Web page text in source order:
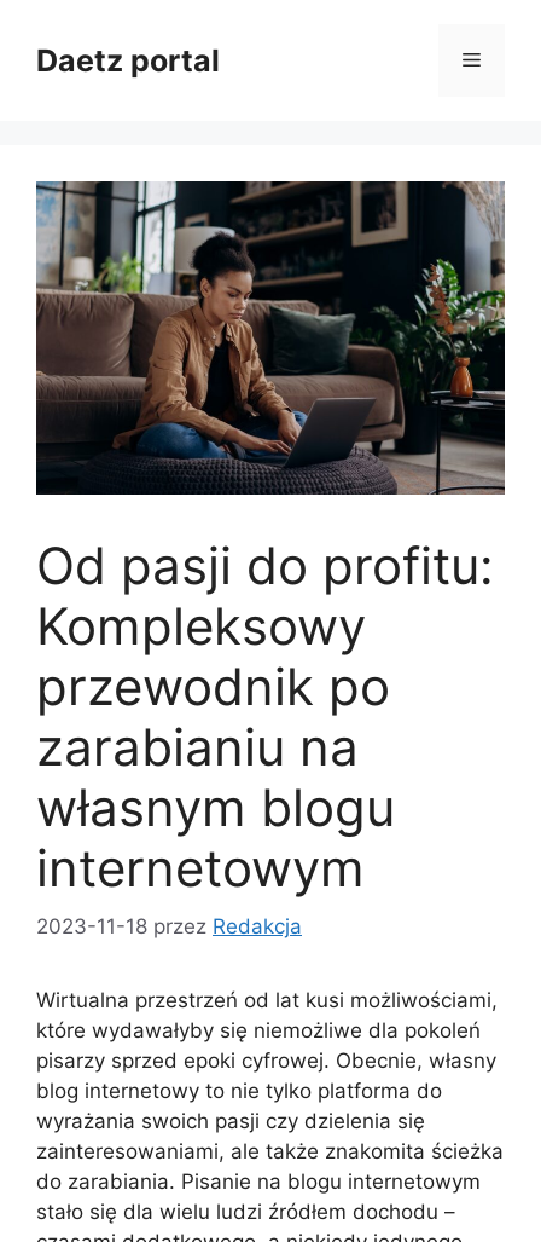
treściDaetz portal Menu
Od pasji do profitu:
Kompleksowy
przewodnik po
zarabianiu na
własnym blogu
internetowym
2023-11-18 przez Redakcja
Wirtualna przestrzeń od lat kusi możliwościami,
które wydawałyby się niemożliwe dla pokoleń
pisarzy sprzed epoki cyfrowej. Obecnie, własny
blog internetowy to nie tylko platforma do
wyrażania swoich pasji czy dzielenia się
zainteresowaniami, ale także znakomita ścieżka
do zarabiania. Pisanie na blogu internetowym
stało się dla wielu ludzi źródłem dochodu –